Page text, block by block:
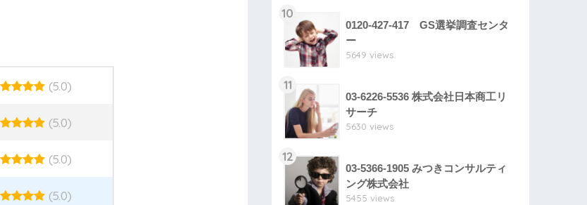
(5.0)
(5.0)
(5.0)
(5.0)
10
0120-427-417 GS選挙調査センタ
ー
5649 views
11
03-6226-5536 株式会社日本商工リ
サーチ
5630 views
12
03-5366-1905 みつきコンサルティ
ング株式会社
5455 views